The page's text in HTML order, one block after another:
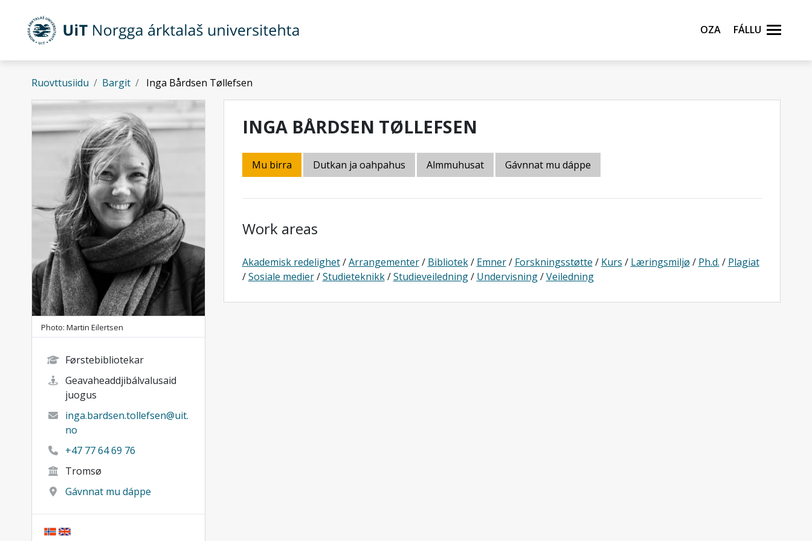
Gå til hovedinnhold
Oza
Fállu
Ruovttusiidu Bargit Inga Bårdsen Tøllefsen
Photo: Martin Eilertsen
Førstebibliotekar
Geavaheaddjibálvalusaid
juogus
inga.bardsen.tollefsen@uit.
no
+47 77 64 69 76
Tromsø
Gávnnat mu dáppe
INGA BÅRDSEN TØLLEFSEN
Mu birra Dutkan ja oahpahus Almmuhusat Gávnnat mu dáppe
Work areas
Akademisk redelighet/Arrangementer/ Bibliotek/ Emner/ Forskningsstøtte / Kurs / Læringsmiljø / Ph.d. / Plagiat
/Sosiale medier/Studieteknikk/Studieveiledning/ Undervisning/Veiledning